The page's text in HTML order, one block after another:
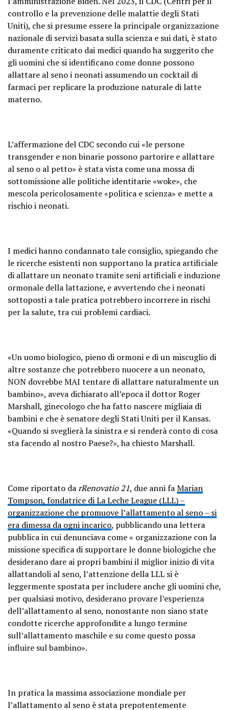
controllo e la prevenzione delle malattie degli Stati
Uniti), che si presume essere la principale organizzazione
nazionale di servizi basata sulla scienza e sui dati, è stato
duramente criticato dai medici quando ha suggerito che
gli uomini che si identificano come donne possono
allattare al seno i neonati assumendo un cocktail di
farmaci per replicare la produzione naturale di latte
materno.
L’affermazione del CDC secondo cui «le persone
transgender e non binarie possono partorire e allattare
al seno o al petto» è stata vista come una mossa di
sottomissione alle politiche identitarie «woke», che
mescola pericolosamente «politica e scienza» e mette a
rischio i neonati.
I medici hanno condannato tale consiglio, spiegando che
le ricerche esistenti non supportano la pratica artificiale
di allattare un neonato tramite seni artificiali e induzione
ormonale della lattazione, e avvertendo che i neonati
sottoposti a tale pratica potrebbero incorrere in rischi
per la salute, tra cui problemi cardiaci.
«Un uomo biologico, pieno di ormoni e di un miscuglio di
altre sostanze che potrebbero nuocere a un neonato,
NON dovrebbe MAI tentare di allattare naturalmente un
bambino», aveva dichiarato all’epoca il dottor Roger
Marshall, ginecologo che ha fatto nascere migliaia di
bambini e che è senatore degli Stati Uniti per il Kansas.
«Quando si sveglierà la sinistra e si renderà conto di cosa
sta facendo al nostro Paese?», ha chiesto Marshall.
Come riportato darRenovatio 21, due anni faMarian
Tompson, fondatrice di La Leche League (LLL) –
organizzazione che promuove l’allattamento al seno – si
era dimessa da ogni incarico, pubblicando una lettera
pubblica in cui denunciava come « organizzazione con la
missione specifica di supportare le donne biologiche che
desiderano dare ai propri bambini il miglior inizio di vita
allattandoli al seno, l’attenzione della LLL si è
leggermente spostata per includere anche gli uomini che,
per qualsiasi motivo, desiderano provare l’esperienza
dell’allattamento al seno, nonostante non siano state
condotte ricerche approfondite a lungo termine
sull’allattamento maschile e su come questo possa
influire sul bambino».
In pratica la massima associazione mondiale per
l’allattamento al seno è stata prepotentemente